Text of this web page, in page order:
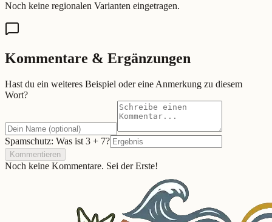
Noch keine regionalen Varianten eingetragen.
Kommentare & Ergänzungen
Hast du ein weiteres Beispiel oder eine Anmerkung zu diesem
Wort?
Spamschutz: Was ist 3 + 7?
Kommentieren
Noch keine Kommentare. Sei der Erste!